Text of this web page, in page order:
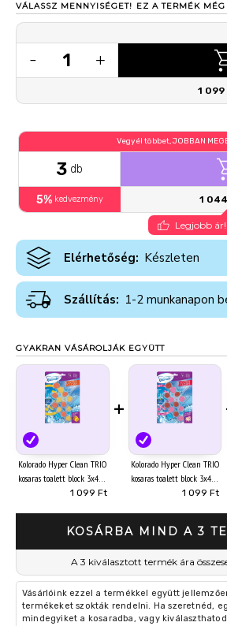
VÁLASSZ MENNYISÉGET! EZ A TERMÉK
- 1 +
1
Vegyél többet, JOBBAN
3 db
5% kedvezmény 1
Legjobb ár!
Elérhetőség: Készleten
Szállítás: 1-2 munkanapon
GYAKRAN VÁSÁROLJÁK EGYÜTT
Kolorado Hyper Clean TRIO
kosaras toalett block 3x45g
1 099 Ft
+
Kolorado Hyper Clean TRIO
kosaras toalett block 3x45g
1 099 Ft
KOSÁRBA MIND A 3
A 3 kiválasztott termék ára
Vásárlóink ezzel a termékkel együtt
termékeket szokták rendelni. Ha szeretnéd,
mindegyiket a kosaradba, vagy